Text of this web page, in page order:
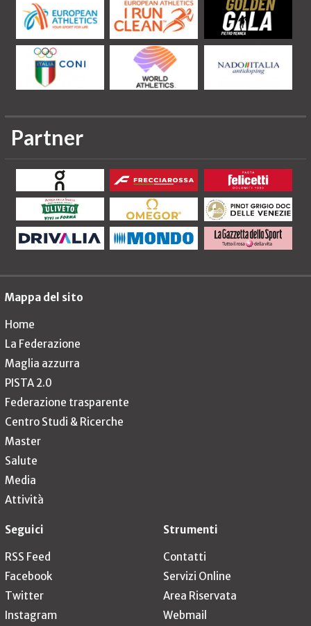
Partner
Mappa del sito
Home
La Federazione
Maglia azzurra
PISTA 2.0
Federazione trasparente
Centro Studi & Ricerche
Master
Salute
Media
Attività
Seguici
RSS Feed
Facebook
Twitter
Instagram
Strumenti
Contatti
Servizi Online
Area Riservata
Webmail